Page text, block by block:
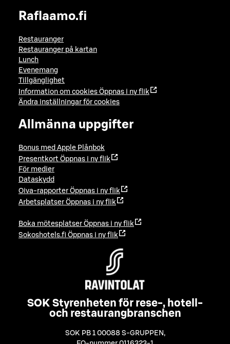
Raflaamo.fi
Restauranger
Restauranger på kartan
Lunch
Evenemang
Tillgänglighet
Information om cookies Öppnas i ny flik
Ändra inställningar för cookies
Allmänna uppgifter
Bonus med Apple Plånbok
Presentkort Öppnas i ny flik
För medier
Dataskydd
Oiva-rapporter Öppnas i ny flik
Arbetsplatser Öppnas i ny flik
Boka mötesplatser Öppnas i ny flik
Sokoshotels.fi Öppnas i ny flik
SOK Styrenheten för rese-, hotell-
och restaurangbranschen
SOK PB 1 00088 S-GRUPPEN ,